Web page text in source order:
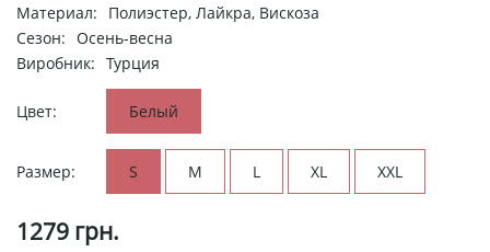
Материал:
Полиэстер, Лайкра, Вискоза
Сезон: Осень-весна
Виробник: Турция
Цвет: Белый
Размер: S M L XL XXL
1279 грн.